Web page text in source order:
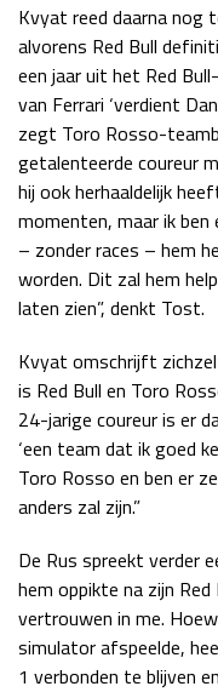
GP QATAR 2026
Kwalificatie
Race
Kwalificatie
Race
Kvyat reed daarna nog
alvorens Red Bull
een jaar uit het Red
van Ferrari ‘verdient
zegt Toro Rosso-
getalenteerde coureur
hij ook herhaaldelijk
momenten, maar ik
– zonder races – hem
worden. Dit zal hem
laten zien”, denkt Tost.
Kvyat omschrijft
is Red Bull en Toro
24-jarige coureur is er
‘een team dat ik goed
Toro Rosso en ben er
anders zal zijn.”
De Rus spreekt verder
hem oppikte na zijn
vertrouwen in me.
simulator afspeelde,
1 verbonden te blijven